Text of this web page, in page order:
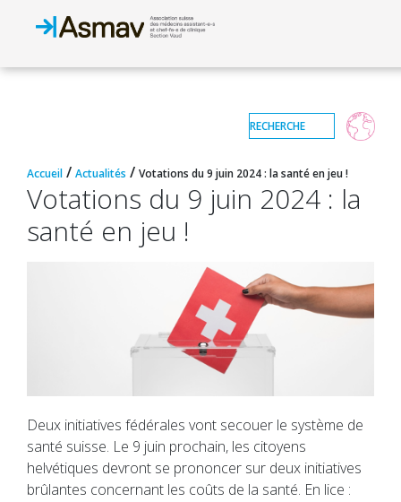
Accueil / Actualités / Votations du 9 juin 2024 : la santé en jeu !
Votations du 9 juin 2024 : la
santé en jeu !
Deux initiatives fédérales vont secouer le système de
santé suisse. Le 9 juin prochain, les citoyens
helvétiques devront se prononcer sur deux initiatives
brûlantes concernant les coûts de la santé. En lice :